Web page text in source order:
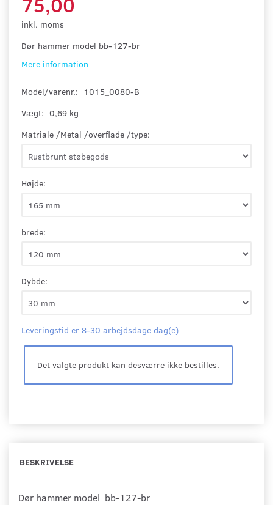
inkl. moms
Dør hammer model bb-127-br
Mere information
Model/varenr.:
1015_0080-B
Vægt: 0,69 kg
Matriale /Metal /overflade /type:
Højde:
brede:
Dybde:
Leveringstid er 8-30 arbejdsdage dag(e)
Det valgte produkt kan desværre ikke bestilles.
BESKRIVELSE
Dør hammer model bb-127-br